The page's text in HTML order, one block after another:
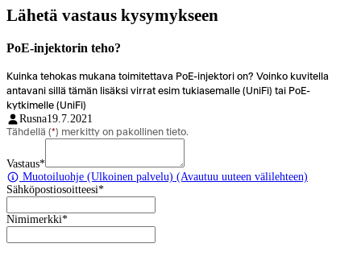
Lähetä vastaus kysymykseen
PoE-injektorin teho?
Kuinka tehokas mukana toimitettava PoE-injektori on? Voinko kuvitella
antavani sillä tämän lisäksi virrat esim tukiasemalle (UniFi) tai PoE-
kytkimelle (UniFi)
Rusna19.7.2021
Tähdellä (*) merkitty on pakollinen tieto.
Vastaus*
Muotoiluohje (Ulkoinen palvelu) (Avautuu uuteen välilehteen)
Sähköpostiosoitteesi*
Nimimerkki*